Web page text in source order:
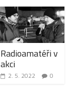
Radioamatéři v
akci
2. 5. 2022 0